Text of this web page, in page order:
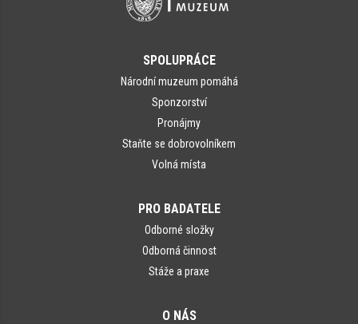
SPOLUPRÁCE
Národní muzeum pomáhá
Sponzorství
Pronájmy
Staňte se dobrovolníkem
Volná místa
PRO BADATELE
Odborné složky
Odborná činnost
Stáže a praxe
O NÁS